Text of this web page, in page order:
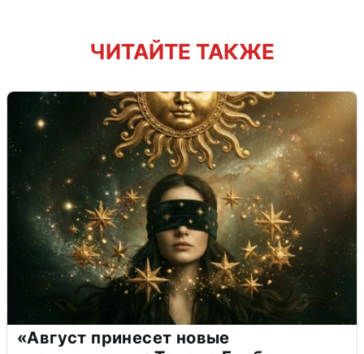
ЧИТАЙТЕ ТАКЖЕ
«Август принесет новые